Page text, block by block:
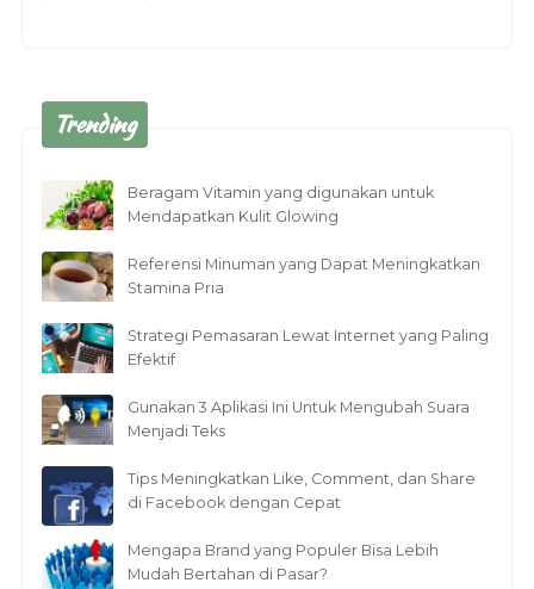
Trending
Beragam Vitamin yang digunakan untuk
Mendapatkan Kulit Glowing
Referensi Minuman yang Dapat Meningkatkan
Stamina Pria
Strategi Pemasaran Lewat Internet yang Paling
Efektif
Gunakan 3 Aplikasi Ini Untuk Mengubah Suara
Menjadi Teks
Tips Meningkatkan Like, Comment, dan Share
di Facebook dengan Cepat
Mengapa Brand yang Populer Bisa Lebih
Mudah Bertahan di Pasar?